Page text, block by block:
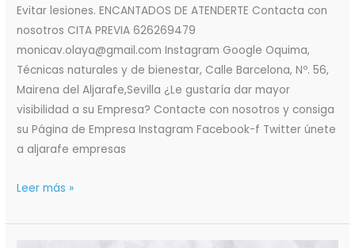
Evitar lesiones. ENCANTADOS DE ATENDERTE Contacta con
nosotros CITA PREVIA 626269479
monicav.olaya@gmail.com Instagram Google Oquima,
Técnicas naturales y de bienestar, Calle Barcelona, Nº. 56,
Mairena del Aljarafe,Sevilla ¿Le gustaría dar mayor
visibilidad a su Empresa? Contacte con nosotros y consiga
su Página de Empresa Instagram Facebook-f Twitter únete
a aljarafe empresas
Leer más »